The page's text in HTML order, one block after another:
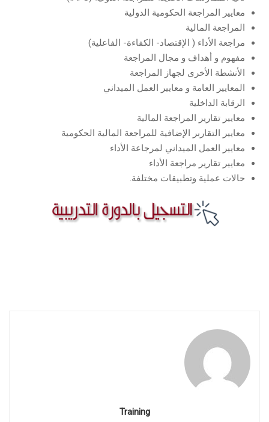
معايير المراجعة الحكومية الدولية
المراجعة المالية
مراجعة الأداء ( الإقتصاد- الكفاءة- الفاعلية)
مفهوم و أهداف و مجال المراجعة
الأنشطة الأخرى لجهاز المراجعة
المعايير العامة و معايير العمل الميداني
الرقابة الداخلية
معايير تقارير المراجعة المالية
معايير التقاربر الإضافية للمراجعة المالية الحكومية
معايير العمل الميداني لمرجاعة الأداء
معايير تقارير مراجعة الأداء
حالات عملية وتطبيقات مختلفة.
Training